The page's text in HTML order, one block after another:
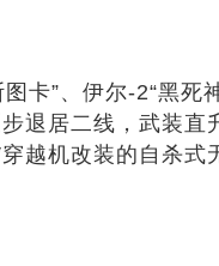
卡”、伊尔-2“黑死
居二线，武装直
越机改装的自杀式